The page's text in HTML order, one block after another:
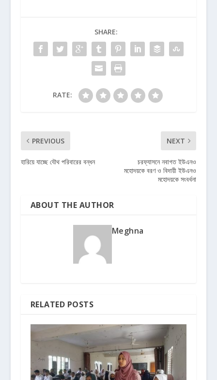
SHARE:
RATE:
PREVIOUS
হারিয়ে যাচ্ছে যৌথ পরিবারের বন্ধন
NEXT
চরফ্যাসনে নবাগত ইউএনও
মহোদয়কে বরণ ও বিদায়ী ইউএনও
মহোদয়কে সংবর্ধনা
ABOUT THE AUTHOR
Meghna
RELATED POSTS